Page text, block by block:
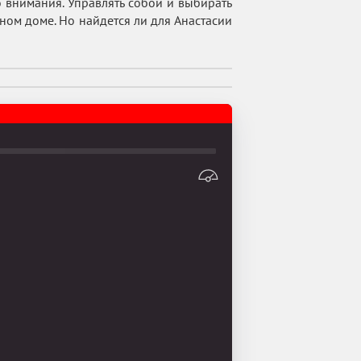
доме. Но найдется ли для Анастасии